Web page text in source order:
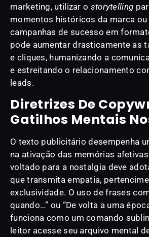
marketing, utilizar o storytelling
momentos históricos da marca
campanhas de sucesso em
pode aumentar drasticamente as
e cliques, humanizando a
e estreitando o relacionamento
leads.
Diretrizes De
Gatilhos Mentais
O texto publicitário desempenha
na ativação das memórias
voltado para a nostalgia deve
que transmita empatia,
exclusividade. O uso de frases
quando…” ou “De volta a uma
funciona como um comando
leitor acesse seu arquivo mental